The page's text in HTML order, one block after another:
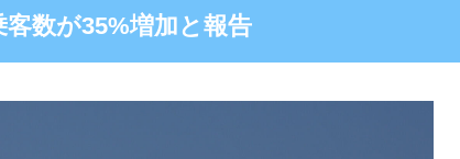
数が35%増加と報告